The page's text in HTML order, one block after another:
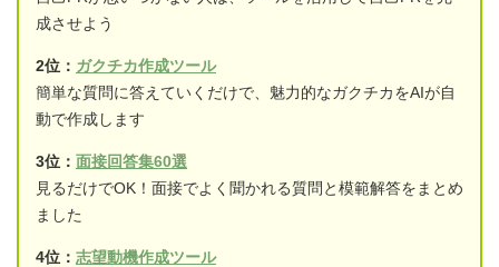
成させよう
2位： ガクチカ作成ツール
簡単な質問に答えていくだけで、魅力的なガクチカをAIが自
動で作成します
3位： 面接回答集60選
見るだけでOK！面接でよく聞かれる質問と模範解答をまとめ
ました
4位： 志望動機作成ツール